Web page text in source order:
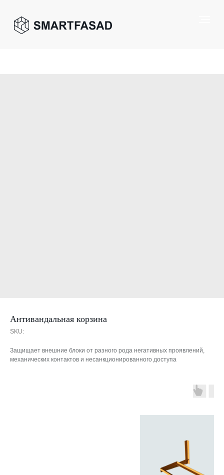
Антивандальная корзина
SKU:
Защищает внешние блоки от разного рода негативных проявлений,
механических контактов и несанкционированного доступа